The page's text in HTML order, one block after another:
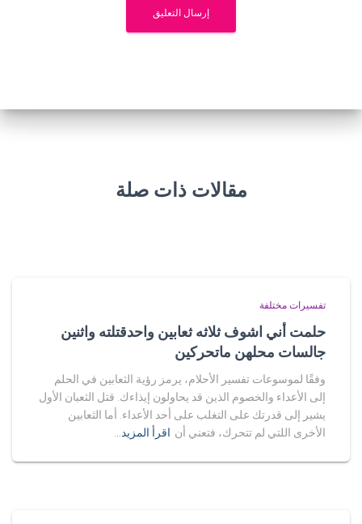
مقالات ذات صلة
تفسيرات مختلفة
حلمت أني اشوف ثلاثه ثعابين واحدقتلته واثنين
جالسات محلهن ماتحركين
وفقًا لموسوعات تفسير الأحلام، يرمز رؤية الثعابين في الحلم
إلى الأعداء والخصوم الذين قد يحاولون إيذاءك. قتل الثعبان الأول
يشير إلى قدرتك على التغلب على أحد الأعداء. أما الثعابين
الأخرى اللتي لم تتحرك، فتعني أن اقرأ المزيد…